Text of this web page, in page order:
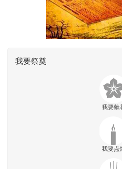
我要祭奠
我要献
我要点